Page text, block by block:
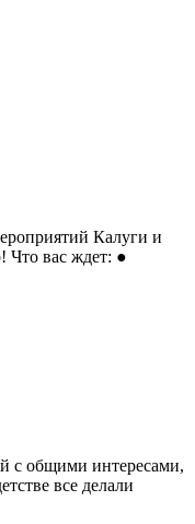
Калуги и
Что вас ждет: ●
с общими интересами,
все делали